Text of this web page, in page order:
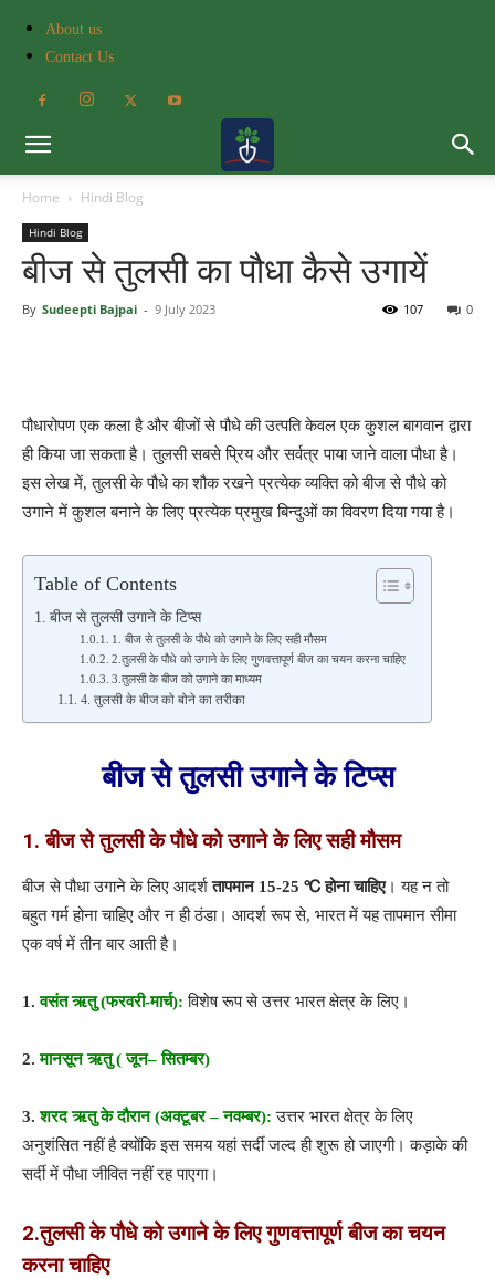
About us
Contact Us
Home Hindi Blog
Hindi Blog
बीज से तुलसी का पौधा कैसे उगायें
By Sudeepti Bajpai - 9 July 2023 0
107
पौधारोपण एक कला है और बीजों से पौधे की उत्पति केवल एक कुशल बागवान द्वारा
ही किया जा सकता है। तुलसी सबसे प्रिय और सर्वत्र पाया जाने वाला पौधा है।
इस लेख में, तुलसी के पौधे का शौक रखने प्रत्येक व्यक्ति को बीज से पौधे को
उगाने में कुशल बनाने के लिए प्रत्येक प्रमुख बिन्दुओं का विवरण दिया गया है।
Table of Contents
बीज से तुलसी उगाने के टिप्स
1. बीज से तुलसी के पौधे को उगाने के लिए सही मौसम
2.तुलसी के पौधे को उगाने के लिए गुणवत्तापूर्ण बीज का चयन करना चाहिए
3.तुलसी के बीज को उगाने का माध्यम
4. तुलसी के बीज को बोने का तरीका
बीज से तुलसी उगाने के टिप्स
1.बीज से तुलसी के पौधे को उगाने के लिए सही मौसम
बीज से पौधा उगाने के लिए आदर्शतापमान 15-25 ℃ होना चाहिए। यह न तो
बहुत गर्म होना चाहिए और न ही ठंडा। आदर्श रूप से, भारत में यह तापमान सीमा
एक वर्ष में तीन बार आती है।
1.वसंत ऋतु (फरवरी-मार्च):विशेष रूप से उत्तर भारत क्षेत्र के लिए।
2.मानसून ऋतु(जून–सितम्बर)
3.शरद ऋतु के दौरान(अक्टूबर–नवम्बर): उत्तर भारत क्षेत्र के लिए
अनुशंसित नहीं है क्योंकि इस समय यहां सर्दी जल्द ही शुरू हो जाएगी। कड़ाके की
सर्दी में पौधा जीवित नहीं रह पाएगा।
2.तुलसी के पौधे को उगाने के लिए गुणवत्तापूर्ण बीज का चयन
करना चाहिए